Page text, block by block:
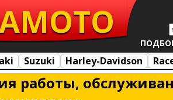
MOTO
Suzuki Harley-Davidson
работы,